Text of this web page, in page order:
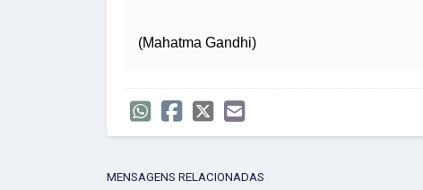
(Mahatma Gandhi)
MENSAGENS RELACIONADAS